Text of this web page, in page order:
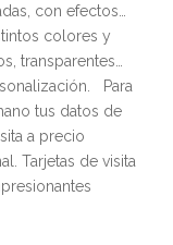
con efectos…
colores y
transparentes…
Para
tus datos de
a precio
Tarjetas de visita